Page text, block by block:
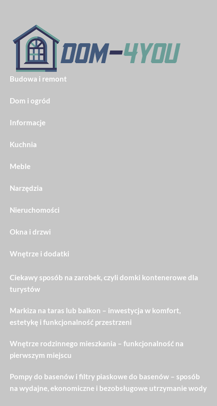
Budowa i remont
Dom i ogród
Informacje
Kuchnia
Meble
Narzędzia
Nieruchomości
Okna i drzwi
Wnętrze i dodatki
Ciekawy sposób na zarobek, czyli domki kontenerowe dla
turystów
Markiza na taras lub balkon – inwestycja w komfort,
estetykę i funkcjonalność przestrzeni
Wnętrze rodzinnego mieszkania – funkcjonalność na
pierwszym miejscu
Pompy do basenów i filtry piaskowe do basenów – sposób
na wydajne, ekonomiczne i bezobsługowe utrzymanie wody